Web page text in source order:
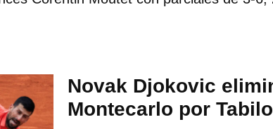
Novak Djokovic
Montecarlo por Tabilo